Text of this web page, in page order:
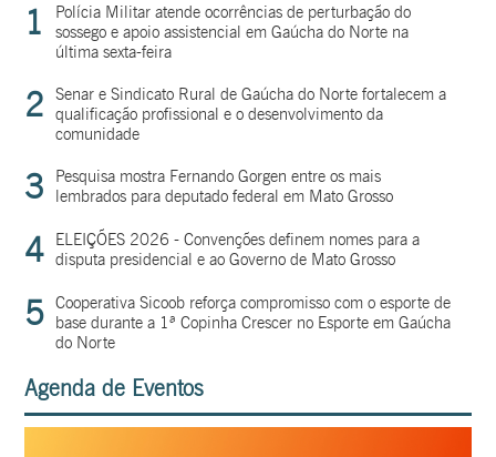
1
Polícia Militar atende ocorrências de perturbação do
sossego e apoio assistencial em Gaúcha do Norte na
última sexta-feira
2
Senar e Sindicato Rural de Gaúcha do Norte fortalecem a
qualificação profissional e o desenvolvimento da
comunidade
3
Pesquisa mostra Fernando Gorgen entre os mais
lembrados para deputado federal em Mato Grosso
4
ELEIÇÕES 2026 - Convenções definem nomes para a
disputa presidencial e ao Governo de Mato Grosso
5 Cooperativa Sicoob reforça compromisso com o esporte de
base durante a 1ª Copinha Crescer no Esporte em Gaúcha
do Norte
Agenda de Eventos